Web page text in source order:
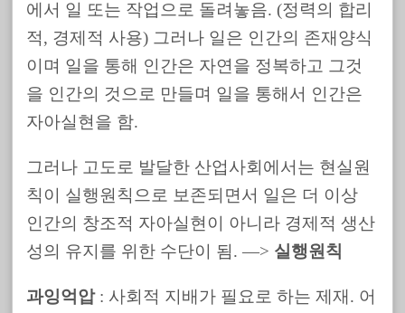
에서 일 또는 작업으로 돌려놓음. (정력의 합리
적, 경제적 사용) 그러나 일은 인간의 존재양식
이며 일을 통해 인간은 자연을 정복하고 그것
을 인간의 것으로 만들며 일을 통해서 인간은
자아실현을 함.
그러나 고도로 발달한 산업사회에서는 현실원
칙이 실행원칙으로 보존되면서 일은 더 이상
인간의 창조적 자아실현이 아니라 경제적 생산
성의 유지를 위한 수단이 됨. —> 실행원칙
과잉억압: 사회적 지배가 필요로 하는 제재. 어